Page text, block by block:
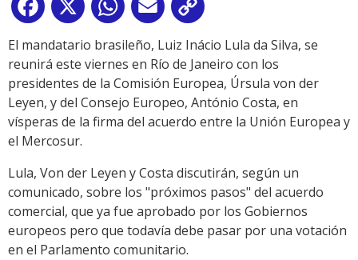
Facebook
X WhatsApp
Email
Link
El mandatario brasileño, Luiz Inácio Lula da Silva, se
reunirá este viernes en Río de Janeiro con los
presidentes de la Comisión Europea, Úrsula von der
Leyen, y del Consejo Europeo, António Costa, en
vísperas de la firma del acuerdo entre la Unión Europea y
el Mercosur.
Lula, Von der Leyen y Costa discutirán, según un
comunicado, sobre los "próximos pasos" del acuerdo
comercial, que ya fue aprobado por los Gobiernos
europeos pero que todavía debe pasar por una votación
en el Parlamento comunitario.